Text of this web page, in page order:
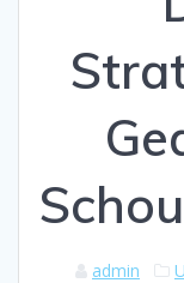
admin